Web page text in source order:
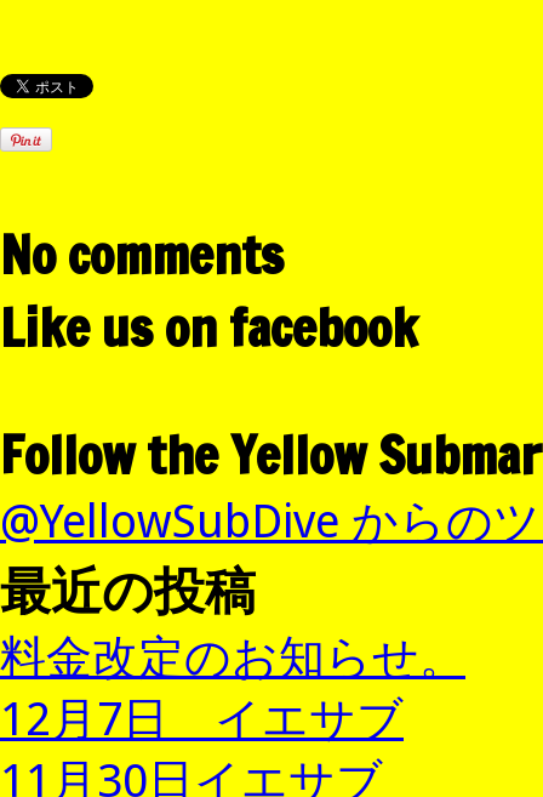
No comments
Like us on facebook
Follow the Yellow
@YellowSubDive からの
最近の投稿
料金改定のお知らせ。
12月7日 イエサブ
11月30日イエサブ